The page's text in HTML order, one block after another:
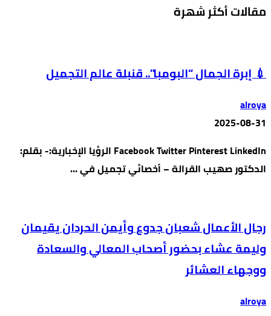
مقالات أكثر شهرة
💉 إبرة الجمال “البومبا”.. قنبلة عالم التجميل
alroya
2025-08-31
Facebook Twitter Pinterest LinkedIn الرؤيا الإخبارية:- بقلم:
الدكتور صهيب القرالة – أخصائي تجميل في …
رجال الأعمال شعبان جدوع وأيمن الحردان يقيمان
وليمة عشاء بحضور أصحاب المعالي والسعادة
ووجهاء العشائر
alroya